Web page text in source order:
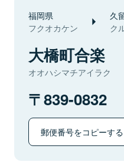
福岡県
フクオカケン
久
ク
大橋町合楽
オオハシマチアイラク
839-0832
郵便番号をコピーする